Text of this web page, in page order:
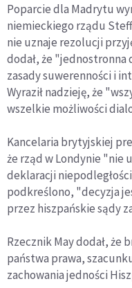
Poparcie dla Madrytu
niemieckiego rządu
nie uznaje rezolucji
dodał, że "jednostronna
zasady suwerenności i
Wyraził nadzieję, że
wszelkie możliwości
Kancelaria brytyjskiej
że rząd w Londynie "nie
deklaracji
podkreślono, "decyzja
przez hiszpańskie sądy
Rzecznik May dodał, że
państwa prawa,
zachowania jedności